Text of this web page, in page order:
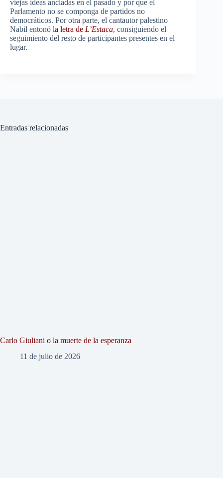
viejas ideas ancladas en el pasado y por que el
Parlamento no se componga de partidos no
democráticos. Por otra parte, el cantautor palestino
Nabil entonó la letra de L’Estaca, consiguiendo el
seguimiento del resto de participantes presentes en el
lugar.
Entradas relacionadas
Carlo Giuliani o la muerte de la esperanza
11 de julio de 2026